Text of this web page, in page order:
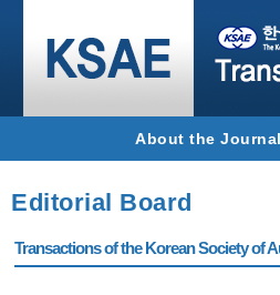
About the Journal
Editorial Board
Transactions of the Korean Society of